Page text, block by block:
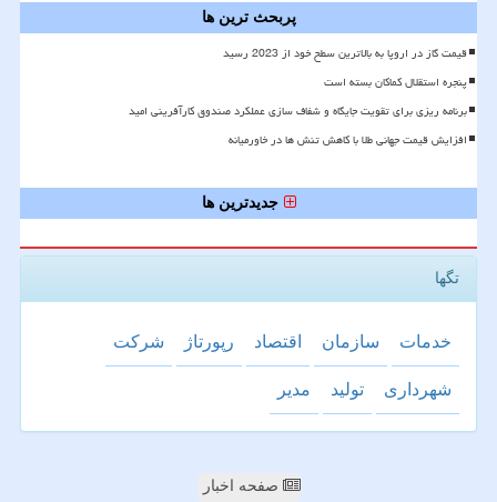
پربحث ترین ها
قیمت گاز در اروپا به بالاترین سطح خود از 2023 رسید
پنجره استقلال کماکان بسته است
برنامه ریزی برای تقویت جایگاه و شفاف سازی عملکرد صندوق کارآفرینی امید
افزایش قیمت جهانی طلا با کاهش تنش ها در خاورمیانه
جدیدترین ها
تگها
خدمات سازمان اقتصاد رپورتاژ شركت
شهرداری تولید مدیر
صفحه اخبار